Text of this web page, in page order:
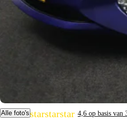
Alle foto's
starstarstarstarstar 4,6 op basis van